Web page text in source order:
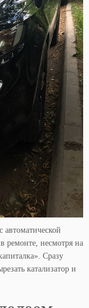
ремонте, несмотря на
Сразу
катализатор и